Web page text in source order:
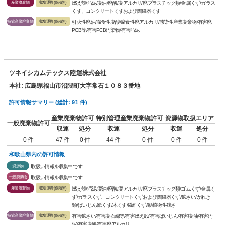
産業廃棄物 収集運搬(保積無)
燃え殻/汚泥/廃油/廃酸/廃アルカリ/廃プラスチック類/金属くず/ガラス
くず、コンクリートくずおよび陶磁器くず
特管産業廃棄物 収集運搬(保積無)
引火性廃油/腐食性廃酸/腐食性廃アルカリ/感染性産業廃棄物/有害廃
PCB等/有害PCB汚染物/有害汚泥
ツネイシカムテックス陸運株式会社
本社: 広島県福山市沼隈町大字常石１０８３番地
許可情報サマリー (総計: 91 件)
一般廃棄物許可
産業廃棄物許可 特別管理産業廃棄物許可 資源物取扱エリア
収運
処分 収運 処分 収運
処分
0 件
47 件 0 件 44 件 0 件 0 件 0 件
和歌山県内の許可情報
資源物 取扱い情報を収集中です
一般廃棄物 取扱い情報を収集中です
産業廃棄物 収集運搬(保積無)
燃え殻/汚泥/廃油/廃酸/廃アルカリ/廃プラスチック類/ゴムくず/金属く
ず/ガラスくず、コンクリートくずおよび陶磁器くず/鉱さい/がれき
類/ばいじん/紙くず/木くず/繊維くず/動植物性残さ
特管産業廃棄物 収集運搬(保積無)
有害鉱さい/有害廃石綿等/有害燃え殻/有害ばいじん/有害廃油/有害汚